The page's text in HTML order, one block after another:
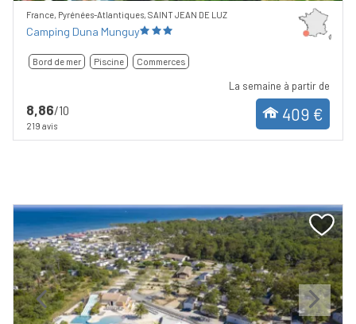
France, Pyrénées-Atlantiques, SAINT JEAN DE LUZ
Camping Duna Munguy
Bord de mer Piscine Commerces
8,86/10
219 avis
La semaine à partir de
409 €
Previous Next